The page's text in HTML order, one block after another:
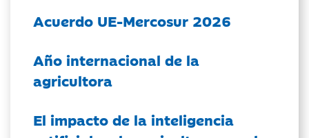
Acuerdo UE-Mercosur 2026
Año internacional de la
agricultora
El impacto de la inteligencia